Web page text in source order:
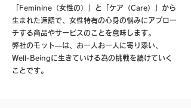
「Feminine（女性の）」と「ケア（Care）」から
生まれた造語で、女性特有の心身の悩みにアプロー
チする商品やサービスのことを意味します。
弊社のモット―は、お一人お一人に寄り添い、
Well-Beingに生きていける為の挑戦を続けていく
ことです。